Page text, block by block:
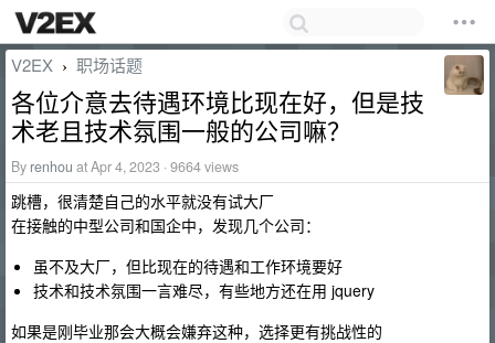
V2EX › 职场话题
各位介意去待遇环境比现在好，但是技
术老且技术氛围一般的公司嘛？
By renhou at Apr 4, 2023 · 9664 views
跳槽，很清楚自己的水平就没有试大厂
在接触的中型公司和国企中，发现几个公司：
虽不及大厂，但比现在的待遇和工作环境要好
技术和技术氛围一言难尽，有些地方还在用 jquery
如果是刚毕业那会大概会嫌弃这种，选择更有挑战性的